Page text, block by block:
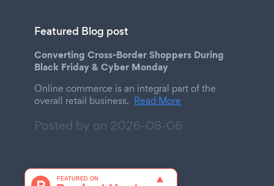
Featured Blog post
Converting Cross-Border Shoppers During
Black Friday & Cyber Monday
Online commerce is an integral part of the
overall retail business. Read More
Posted by on 2026-08-06